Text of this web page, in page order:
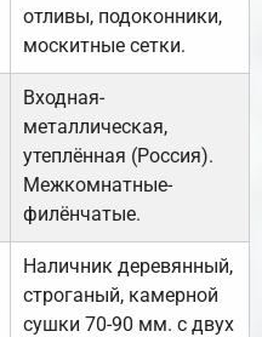
отливы, подоконники,
москитные сетки.
Входная-
металлическая,
утеплённая (Россия).
Межкомнатные-
филёнчатые.
Наличник деревянный,
строганый, камерной
сушки 70-90 мм. с двух